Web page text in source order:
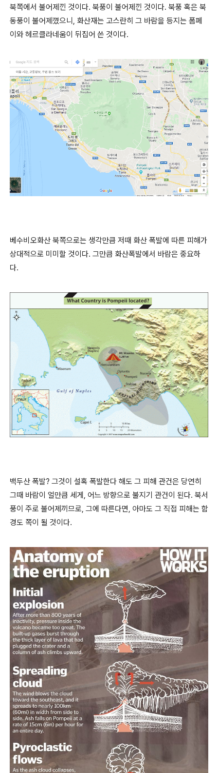
북쪽에서 불어제낀 것이다. 북풍이 불어제낀 것이다. 북풍 혹은 북
동풍이 불어제꼈으니, 화산재는 고스란히 그 바람을 등지는 폼페
이와 헤르클라네움이 뒤집어 쓴 것이다.
베수비오화산 북쪽으로는 생각만큼 저때 화산 폭발에 따른 피해가
상대적으로 미미할 것이다. 그만큼 화산폭발에서 바람은 중요하
다.
백두산 폭발? 그것이 설혹 폭발한다 해도 그 피해 관건은 당연히
그때 바람이 얼만큼 세게, 어느 방향으로 불지기 관건이 된다. 북서
풍이 주로 불어제끼므로, 그에 따른다면, 아마도 그 직접 피해는 함
경도 쪽이 될 것이다.